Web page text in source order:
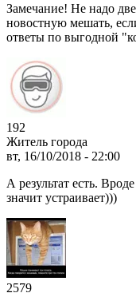
Замечание! Не надо
новостную мешать,
ответы по выгодной
192
Житель города
вт, 16/10/2018 - 22:00
А результат есть.
значит устраивает)))
2579